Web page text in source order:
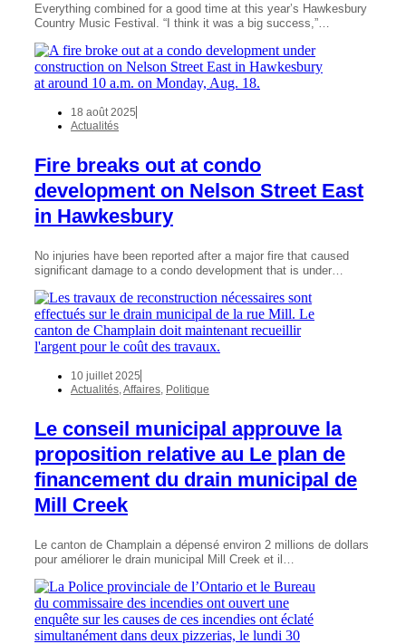
Everything combined for a good time at this year’s Hawkesbury
Country Music Festival. “I think it was a big success,”…
18 août 2025
Actualités
Fire breaks out at condo
development on Nelson Street East
in Hawkesbury
No injuries have been reported after a major fire that caused
significant damage to a condo development that is under…
10 juillet 2025
Actualités Affaires Politique
Le conseil municipal approuve la
proposition relative au Le plan de
financement du drain municipal de
Mill Creek
Le canton de Champlain a dépensé environ 2 millions de dollars
pour améliorer le drain municipal Mill Creek et il…